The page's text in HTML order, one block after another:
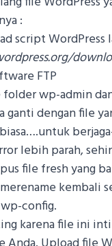
:
script WordPress
FTP
folder wp-admin
ganti dengan file
lebih parah,
file fresh yang
kembali
config.
karena file ini inti